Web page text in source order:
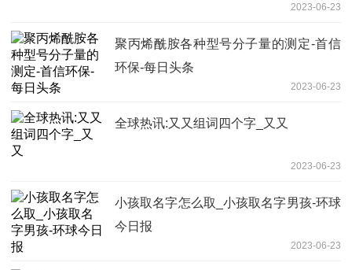
2023-06-23
聚丙烯酰胺各种型号分子量的测定-首信
环保-每日头条
2023-06-23
全球热讯:又又组词四个字_又又
2023-06-23
小孩取名字怎么取_小孩取名字男孩-环球
今日报
2023-06-23